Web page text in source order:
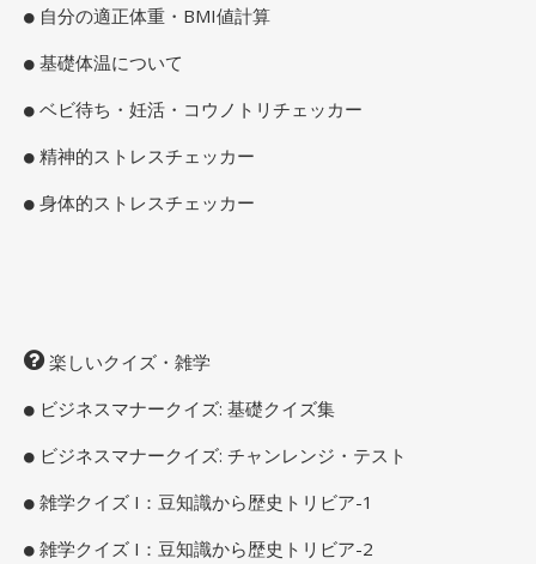
自分の適正体重・BMI値計算
基礎体温について
ベビ待ち・妊活・コウノトリチェッカー
精神的ストレスチェッカー
身体的ストレスチェッカー
楽しいクイズ・雑学
ビジネスマナークイズ: 基礎クイズ集
ビジネスマナークイズ: チャンレンジ・テスト
雑学クイズ I：豆知識から歴史トリビア-1
雑学クイズ I：豆知識から歴史トリビア-2